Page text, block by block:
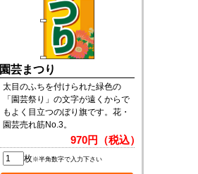
園芸まつり
太目のふちを付けられた緑色の
「園芸祭り」の文字が遠くからで
もよく目立つのぼり旗です。花・
園芸売れ筋No.3。
970円（税込）
枚※半角数字で入力下さい